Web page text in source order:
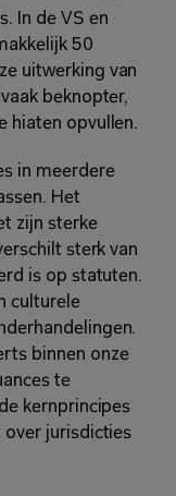
In de VS en
50
uitwerking van
beknopter,
hiaten opvullen.
in meerdere
Het
zijn sterke
sterk van
is op statuten.
culturele
binnen onze
te
kernprincipes
over jurisdicties